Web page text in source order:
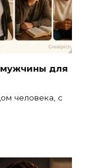
мужчины для
человека, с